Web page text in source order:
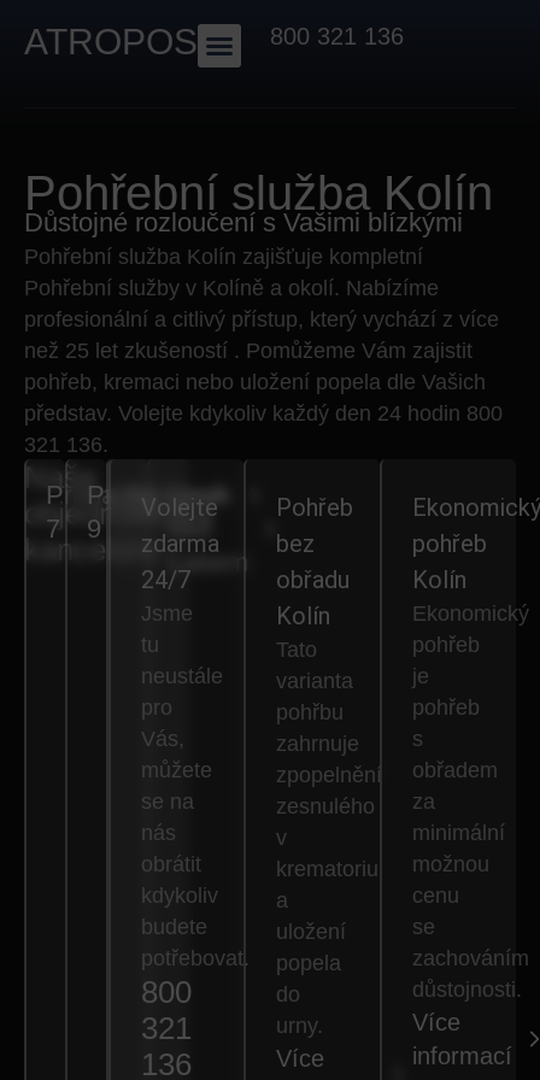
ATROPOS 800 321 136
Pohřební služba Kolín
Důstojné rozloučení s Vašimi blízkými
Pohřební služba Kolín zajišťuje kompletní
Pohřební služby v Kolíně a okolí. Nabízíme
profesionální a citlivý přístup, který vychází z více
než 25 let zkušeností . Pomůžeme Vám zajistit
pohřeb, kremaci nebo uložení popela dle Vašich
představ. Volejte kdykoliv každý den 24 hodin 800
321 136.
Naše
objednávkové
kanceláře
Praha
7
Praha
9
Nymburk
Lysá
nad
Labem
Pohřeb
bez
obřadu
Kolín
Tato
varianta
pohřbu
zahrnuje
zpopelnění
zesnulého
v
krematoriu
a
uložení
popela
do
urny.
Více
pohřeb
Kolín
Ekonomický
pohřeb
je
pohřeb
s
obřadem
za
minimální
možnou
cenu
se
zachováním
důstojnosti.
Více
informací
Volejte
zdarma
24/7
Jsme
tu
neustále
pro
Vás,
můžete
se na
nás
obrátit
kdykoliv
budete
potřebovat.
800
321
136